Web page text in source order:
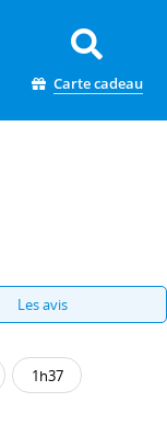
Carte cadeau
Les avis
1h37